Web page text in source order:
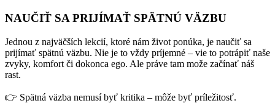
NAUČIŤ SA PRIJÍMAŤ SPÄTNÚ VÄZBU
Jednou z najväčších lekcií, ktoré nám život ponúka, je naučiť sa
prijímať spätnú väzbu. Nie je to vždy príjemné – vie to potrápiť naše
zvyky, komfort či dokonca ego. Ale práve tam može začínať náš
rast.
👉 Spätná väzba nemusí byť kritika – môže byť príležitosť.